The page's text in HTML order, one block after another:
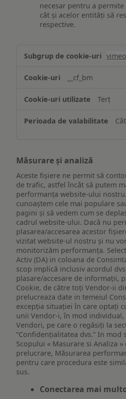
necesar pentru a
cât și acelor entități să
respective.
funcționalităților
ului
__cf_bm
Terț
Măsurare și analiză
Aceste fișiere ne permit să
de trafic, astfel încât să putem
performanța website-ului
cunoaștem cele mai populare
pagini și să vedem cum se
cadrul website-ului. Dacă nu
plasarea/accesarea acestor
vizitat website-ul nostru și nu
monitorizăm performanța.
Activ (DA) in coloana de
scop implică inclusiv acordul
plasare/accesare de informații,
Cookie, de către toți Vendor-ii
prelucreaza date in temeiul
excepția situației în care optați
unii Vendor-i, în mod
Vendori, pe care o regăsiți la
“Confidențialitatea dvs.” In mod
Scopului « Masurare si Analiza
prelucrare, Măsurarea
pentru care procedura este
sus.
Conectarea mai